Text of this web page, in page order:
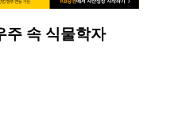
주 속 식물학자